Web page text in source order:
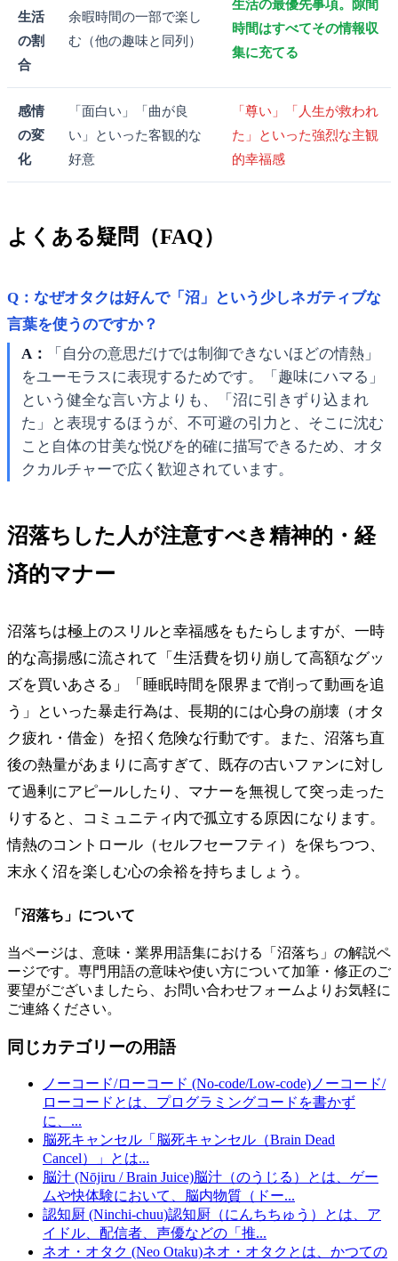
生活
の割
合
余暇時間の一部で楽し
む（他の趣味と同列）
生活の最優先事項。隙間
時間はすべてその情報収
集に充てる
感情
の変
化
「面白い」「曲が良
い」といった客観的な
好意
「尊い」「人生が救われ
た」といった強烈な主観
的幸福感
よくある疑問（FAQ）
Q：なぜオタクは好んで「沼」という少しネガティブな
言葉を使うのですか？
A：
「自分の意思だけでは制御できないほどの情熱」
をユーモラスに表現するためです。「趣味にハマる」
という健全な言い方よりも、「沼に引きずり込まれ
た」と表現するほうが、不可避の引力と、そこに沈む
こと自体の甘美な悦びを的確に描写できるため、オタ
クカルチャーで広く歓迎されています。
沼落ちした人が注意すべき精神的・経
済的マナー
沼落ちは極上のスリルと幸福感をもたらしますが、一時
的な高揚感に流されて「生活費を切り崩して高額なグッ
ズを買いあさる」「睡眠時間を限界まで削って動画を追
う」といった暴走行為は、長期的には心身の崩壊（オタ
ク疲れ・借金）を招く危険な行動です。また、沼落ち直
後の熱量があまりに高すぎて、既存の古いファンに対し
て過剰にアピールしたり、マナーを無視して突っ走った
りすると、コミュニティ内で孤立する原因になります。
情熱のコントロール（セルフセーフティ）を保ちつつ、
末永く沼を楽しむ心の余裕を持ちましょう。
「 沼落ち 」について
当ページは、意味・業界用語集における「 沼落ち 」の解説ペ
ージです。専門用語の意味や使い方について加筆・修正のご
要望がございましたら、お問い合わせフォームよりお気軽に
ご連絡ください。
同じカテゴリーの用語
ノーコード/ローコード (No-code/Low-code) ノーコード/
ローコードとは、プログラミングコードを書かず
に、 ...
脳死キャンセル 「脳死キャンセル（Brain Dead
Cancel）」とは...
脳汁 (Nōjiru / Brain Juice)脳汁（のうじる）とは、ゲー
ムや快体験において、脳内物質（ドー...
認知厨 (Ninchi-chuu)認知厨（にんちちゅう）とは、ア
イドル、配信者、声優などの「推...
ネオ・オタク (Neo Otaku)ネオ・オタクとは、かつての